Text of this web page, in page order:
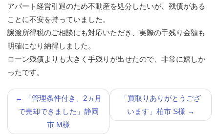
アパート経営引退のため不動産を処分したいが、残債がある
ことに不安を持っていました。
譲渡所得税のご相談にも対応いただき、実際の手残り金額も
明確になり納得しました。
ローン残債よりも大きく手残りが出せたので、非常に嬉しか
ったです。
←
「管理条件付き、2ヵ月
で売却できました」静岡
市 M様
「買取りありがとうござ
います」柏市 S様 →